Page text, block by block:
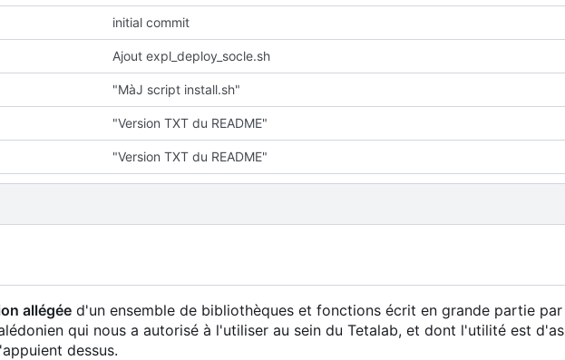
initial commit
Ajout expl_deploy_socle.sh
"MàJ script install.sh"
"Version TXT du README"
"Version TXT du README"
allégée d'un ensemble de bibliothèques et fonctions écrit en grande partie
qui nous a autorisé à l'utiliser au sein du Tetalab, et dont l'utilité est
dessus.